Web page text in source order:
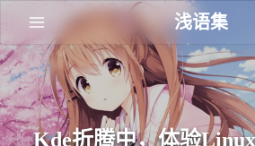
浅语集
Kde折腾中，体验